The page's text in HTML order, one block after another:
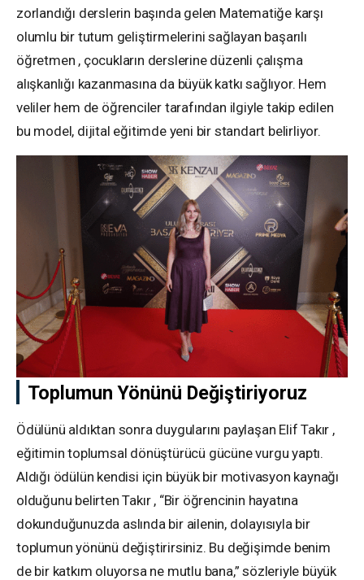
zorlandığı derslerin başında gelen Matematiğe karşı
olumlu bir tutum geliştirmelerini sağlayan başarılı
öğretmen , çocukların derslerine düzenli çalışma
alışkanlığı kazanmasına da büyük katkı sağlıyor. Hem
veliler hem de öğrenciler tarafından ilgiyle takip edilen
bu model, dijital eğitimde yeni bir standart belirliyor.
Toplumun Yönünü Değiştiriyoruz
Ödülünü aldıktan sonra duygularını paylaşan Elif Takır ,
eğitimin toplumsal dönüştürücü gücüne vurgu yaptı.
Aldığı ödülün kendisi için büyük bir motivasyon kaynağı
olduğunu belirten Takır , “Bir öğrencinin hayatına
dokunduğunuzda aslında bir ailenin, dolayısıyla bir
toplumun yönünü değiştirirsiniz. Bu değişimde benim
de bir katkım oluyorsa ne mutlu bana,” sözleriyle büyük